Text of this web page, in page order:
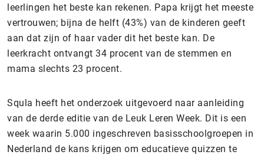
leerlingen het beste kan rekenen. Papa krijgt het meeste
vertrouwen; bijna de helft (43%) van de kinderen geeft
aan dat zijn of haar vader dit het beste kan. De
leerkracht ontvangt 34 procent van de stemmen en
mama slechts 23 procent.
Squla heeft het onderzoek uitgevoerd naar aanleiding
van de derde editie van de Leuk Leren Week. Dit is een
week waarin 5.000 ingeschreven basisschoolgroepen in
Nederland de kans krijgen om educatieve quizzen te